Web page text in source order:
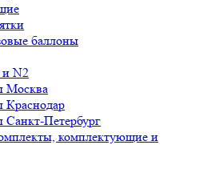
баллоны
N2
Москва
Краснодар
Санкт-Петербург
комплектующие и